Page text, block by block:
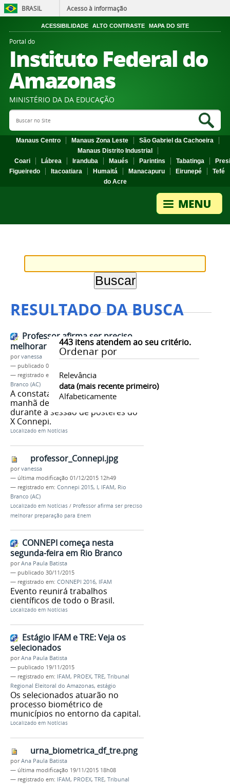
BRASIL Acesso à informação
ACESSIBILIDADE ALTO CONTRASTE MAPA DO SITE
Portal do
Instituto Federal do
Amazonas
MINISTÉRIO DA DA EDUCAÇÃO
Search Site
Manaus Centro Manaus Zona Leste
São Gabriel da Cachoeira
Manaus Distrito Industrial
Coari
Lábrea Iranduba Maués Parintins Tabatinga
Figueiredo
Itacoatiara Humaitá Manacapuru Eirunepé
Tefé
do Acre
RESULTADO DA BUSCA
443itens atendem ao seu critério.
Ordenar por
Relevância
data (mais recente primeiro)
Alfabeticamente
Professor afirma ser preciso
melhorar preparação para Enem
porvanessa
— publicado 01/12/2015
— registrado em:
Connepi 2015,
Branco (AC)
A constatação foi apresentada na
manhã desta terça-feira (1º),
durante a sessão de pôsteres do
X Connepi.
Localizado em Notícias
professor_Connepi.jpg
porvanessa
— última modificação 01/12/2015 12h49
— registrado em: Connepi 2015, I, IFAM, Rio
Branco (AC)
Localizado em Notícias / Professor afirma ser preciso
melhorar preparação para Enem
CONNEPI começa nesta
segunda-feira em Rio Branco
porAna Paula Batista
— publicado 30/11/2015
— registrado em: CONNEPI 2016, IFAM
Evento reunirá trabalhos
científicos de todo o Brasil.
Localizado em Notícias
Estágio IFAM e TRE: Veja os
selecionados
porAna Paula Batista
— publicado 19/11/2015
— registrado em: IFAM, PROEX, TRE, Tribunal
Regional Eleitoral do Amazonas, estágio
Os selecionados atuarão no
processo biométrico de
municípios no entorno da capital.
Localizado em Notícias
urna_biometrica_df_tre.png
porAna Paula Batista
— última modificação 19/11/2015 18h08
— registrado em: IFAM, PROEX, TRE, Tribunal